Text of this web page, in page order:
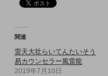
関連
雷天大壮らいてんたいそう
易カウンセラー風雷龍
2019年7月10日